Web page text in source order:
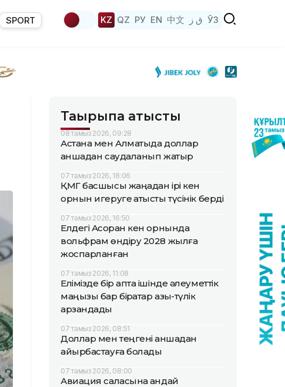
SPORT KZ QZ РУ EN 中文 ق ز ЎЗ
Тақырыпқа қатысты
08 тамыз 2026, 09:28
Астана мен Алматыда доллар
қаншадан саудаланып жатыр
07 тамыз 2026, 18:06
ҚМГ басшысы жаңадан ірі кен
орнын игеруге қатысты түсінік берді
07 тамыз 2026, 16:50
Елдегі Ақсоран кен орнында
вольфрам өндіру 2028 жылға
жоспарланған
07 тамыз 2026, 11:08
Елімізде бір апта ішінде әлеуметтік
маңызы бар бірқатар азық-түлік
арзандады
07 тамыз 2026, 08:51
Доллар мен теңгені қаншадан
айырбастауға болады
07 тамыз 2026, 08:00
Авиация саласына қандай